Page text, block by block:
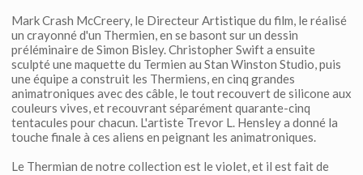
Mark Crash McCreery, le Directeur Artistique du film, le réalisé
un crayonné d'un Thermien, en se basont sur un dessin
préléminaire de Simon Bisley. Christopher Swift a ensuite
sculpté une maquette du Termien au Stan Winston Studio, puis
une équipe a construit les Thermiens, en cinq grandes
animatroniques avec des câble, le tout recouvert de silicone aux
couleurs vives, et recouvrant séparément quarante-cinq
tentacules pour chacun. L'artiste Trevor L. Hensley a donné la
touche finale à ces aliens en peignant les animatroniques.
Le Thermian de notre collection est le violet, et il est fait de